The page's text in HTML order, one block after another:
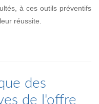
à ces outils préventifs
réussite.
des
de l'offre